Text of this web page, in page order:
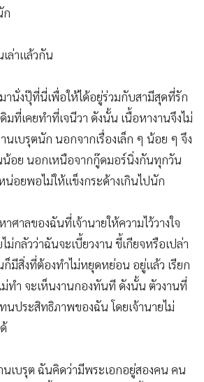
ก
ล่าแล้วกัน
านั่งปุ๊ที่นี่เพื่อให้ได้อยู่ร่วมกับสามีสุดที่รัก
มที่เคยทำที่เจนีวา ดังนั้น เนื้อหางานจึงไม่
นเบรุตนัก นอกจากเรื่องเล็ก ๆ น้อย ๆ จึง
น้อย นอกเหนือจากกู๊ดมอร์นิ่งกันทุกวัน
น่อยพอไม่ให้แข็งกระด้างเกินไปนัก
ศาลของฉันที่เจ้านายให้ความไว้วางใจ
ม่กลัวว่าฉันจะเบี้ยวงาน ขี้เกียจหรือเปล่า
มีสิ่งที่ต้องทำไม่หยุดหย่อน อยู่แล้ว เรียก
ม่ทำ จะเห็นงานกองทันที ดังนั้น ตัวงานที่
นประสิทธิภาพของฉัน โดยเจ้านายไม่
นเบรุต ฉันคิดว่ามีพระเอกอยู่สองคน คน